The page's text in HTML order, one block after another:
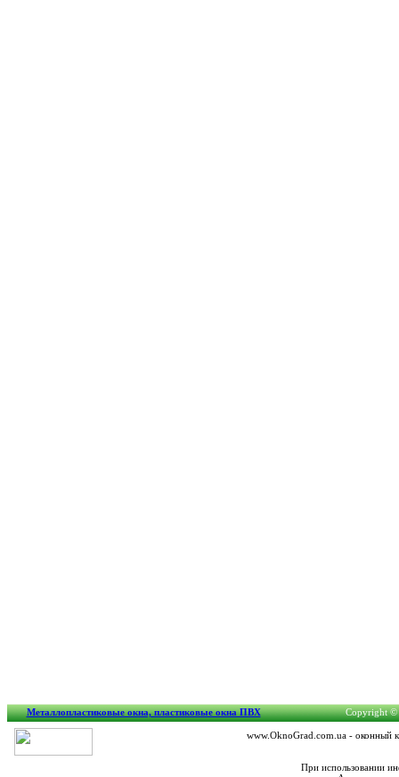
Металлопластиковые окна, пластиковые окна ПВХ Copyright ©
www.OknoGrad.com.ua - оконный
При использовании